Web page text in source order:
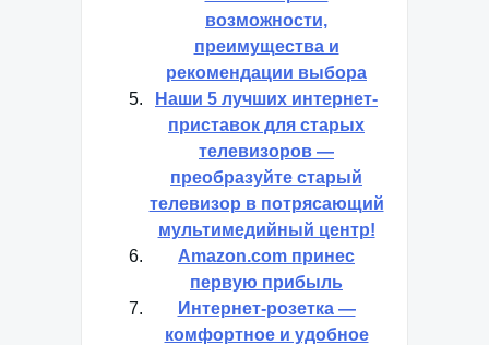
возможности,
преимущества и
рекомендации выбора
Наши 5 лучших интернет-
приставок для старых
телевизоров —
преобразуйте старый
телевизор в потрясающий
мультимедийный центр!
Amazon.com принес
первую прибыль
Интернет-розетка —
комфортное и удобное